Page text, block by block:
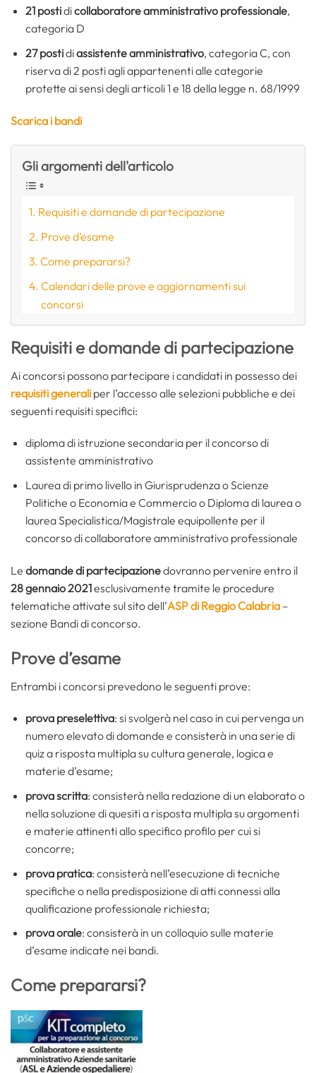
21 postidicollaboratore amministrativo professionale,
categoria D
27 postidiassistente amministrativo, categoria C, con
riserva di 2 posti agli appartenenti alle categorie
protette ai sensi degli articoli 1 e 18 della legge n. 68/1999
Scarica i bandi
Gli argomenti dell'articolo
Requisiti e domande di partecipazione
Prove d’esame
Come prepararsi?
Calendari delle prove e aggiornamenti sui
concorsi
Requisiti e domande di partecipazione
Ai concorsi possono partecipare i candidati in possesso dei
requisiti generali per l’accesso alle selezioni pubbliche e dei
seguenti requisiti specifici:
diploma di istruzione secondaria per il concorso di
assistente amministrativo
Laurea di primo livello in Giurisprudenza o Scienze
Politiche o Economia e Commercio o Diploma di laurea o
laurea Specialistica/Magistrale equipollente per il
concorso di collaboratore amministrativo professionale
Le domande di partecipazionedovranno pervenire entro il
28 gennaio 2021esclusivamente tramite le procedure
telematiche attivate sul sito dell’ASP di Reggio Calabria –
sezione Bandi di concorso.
Prove d’esame
Entrambi i concorsi prevedono le seguenti prove:
prova preselettiva: si svolgerà nel caso in cui pervenga un
numero elevato di domande e consisterà in una serie di
quiz a risposta multipla su cultura generale, logica e
materie d’esame;
prova scritta: consisterà nella redazione di un elaborato o
nella soluzione di quesiti a risposta multipla su argomenti
e materie attinenti allo specifico profilo per cui si
concorre;
prova pratica: consisterà nell’esecuzione di tecniche
specifiche o nella predisposizione di atti connessi alla
qualificazione professionale richiesta;
prova orale: consisterà in un colloquio sulle materie
d’esame indicate nei bandi.
Come prepararsi?